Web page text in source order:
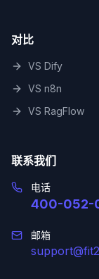
对比
VS Dify
VS n8n
VS RagFlow
联系我们
电话
400-052-
邮箱